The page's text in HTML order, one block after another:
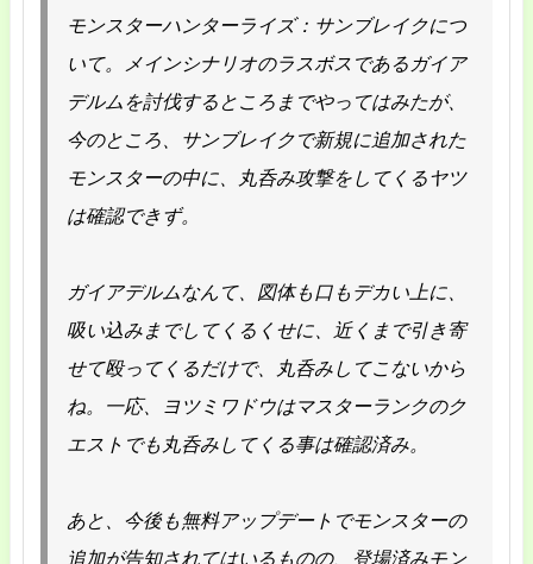
モンスターハンターライズ：サンブレイクにつ
いて。メインシナリオのラスボスであるガイア
デルムを討伐するところまでやってはみたが、
今のところ、サンブレイクで新規に追加された
モンスターの中に、丸呑み攻撃をしてくるヤツ
は確認できず。
ガイアデルムなんて、図体も口もデカい上に、
吸い込みまでしてくるくせに、近くまで引き寄
せて殴ってくるだけで、丸呑みしてこないから
ね。一応、ヨツミワドウはマスターランクのク
エストでも丸呑みしてくる事は確認済み。
あと、今後も無料アップデートでモンスターの
追加が告知されてはいるものの、登場済みモン